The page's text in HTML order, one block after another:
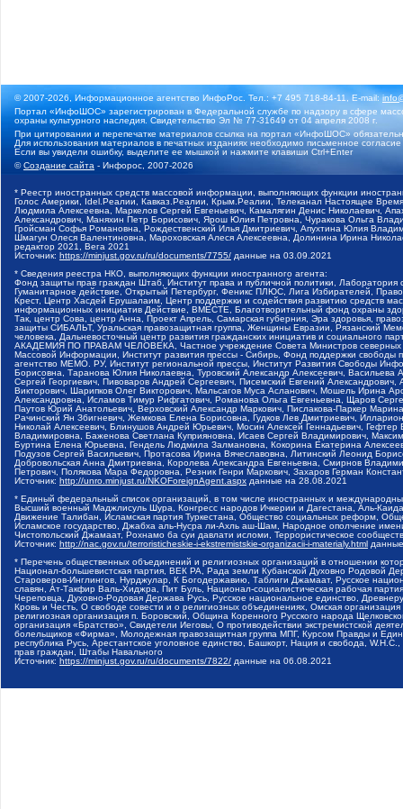
© 2007-2026, Информационное агентство ИнфоРос. Тел.: +7 495 718-84-11, E-mail:
Портал «ИнфоШОС» зарегистрирован в Федеральной службе по надзору в сфере
охраны культурного наследия. Свидетельство Эл № 77-31649 от 04 апреля 2008 г.
При цитировании и перепечатке материалов ссылка на портал «ИнфоШОС»
Для использования материалов в печатных изданиях необходимо письменное
Если вы увидели ошибку, выделите ее мышкой и нажмите клавиши Ctrl+Enter
©Создание сайта - Инфорос, 2007-2026
* Реестр иностранных средств массовой информации, выполняющих функции
Голос Америки, Idel.Реалии, Кавказ.Реалии, Крым.Реалии, Телеканал Настоящее
Людмила Алексеевна, Маркелов Сергей Евгеньевич, Камалягин Денис Николаевич,
Александрович, Маняхин Петр Борисович, Ярош Юлия Петровна, Чуракова Ольга
Гройсман Софья Романовна, Рождественский Илья Дмитриевич, Апухтина Юлия
Шмагун Олеся Валентиновна, Мароховская Алеся Алексеевна, Долинина Ирина
редактор 2021, Вега 2021
Источник: https://minjust.gov.ru/ru/documents/7755/ данные на 03.09.2021
* Сведения реестра НКО, выполняющих функции иностранного агента:
Фонд защиты прав граждан Штаб, Институт права и публичной политики,
Гуманитарное действие, Открытый Петербург, Феникс ПЛЮС, Лига Избирателей,
Крест, Центр Хасдей Ерушалаим, Центр поддержки и содействия развитию средств
информационных инициатив Действие, ВМЕСТЕ, Благотворительный фонд охраны
Так, центр Сова, центр Анна, Проект Апрель, Самарская губерния, Эра здоровья,
защиты СИБАЛЬТ, Уральская правозащитная группа, Женщины Евразии, Рязанский
человека, Дальневосточный центр развития гражданских инициатив и социального
АКАДЕМИЯ ПО ПРАВАМ ЧЕЛОВЕКА, Частное учреждение Совета Министров северных
Массовой Информации, Институт развития прессы - Сибирь, Фонд поддержки
агентство МЕМО. РУ, Институт региональной прессы, Институт Развития Свободы
Борисовна, Таранова Юлия Николаевна, Туровский Александр Алексеевич,
Сергей Георгиевич, Пивоваров Андрей Сергеевич, Писемский Евгений
Викторович, Шарипков Олег Викторович, Мальсагов Муса Асланович, Мошель Ирина
Александровна, Исламов Тимур Рифгатович, Романова Ольга Евгеньевна, Щаров
Паутов Юрий Анатольевич, Верховский Александр Маркович, Пислакова-Паркер
Рачинский Ян Збигневич, Жемкова Елена Борисовна, Гудков Лев Дмитриевич,
Николай Алексеевич, Блинушов Андрей Юрьевич, Мосин Алексей Геннадьевич,
Владимировна, Баженова Светлана Куприяновна, Исаев Сергей Владимирович,
Буртина Елена Юрьевна, Гендель Людмила Залмановна, Кокорина Екатерина
Подузов Сергей Васильевич, Протасова Ирина Вячеславовна, Литинский Леонид
Добровольская Анна Дмитриевна, Королева Александра Евгеньевна, Смирнов
Петрович, Полякова Мара Федоровна, Резник Генри Маркович, Захаров Герман
Источник: http://unro.minjust.ru/NKOForeignAgent.aspx данные на 28.08.2021
* Единый федеральный список организаций, в том числе иностранных и
Высший военный Маджлисуль Шура, Конгресс народов Ичкерии и Дагестана, Аль-
Движение Талибан, Исламская партия Туркестана, Общество социальных реформ,
Исламское государство, Джабха аль-Нусра ли-Ахль аш-Шам, Народное ополчение
Чистопольский Джамаат, Рохнамо ба суи давлати исломи, Террористическое
Источник: http://nac.gov.ru/terroristicheskie-i-ekstremistskie-organizacii-i-materialy.html
* Перечень общественных объединений и религиозных организаций в отношении
Национал-большевистская партия, ВЕК РА, Рада земли Кубанской Духовно Родовой
Староверов-Инглингов, Нурджулар, К Богодержавию, Таблиги Джамаат, Русское
славян, Ат-Такфир Валь-Хиджра, Пит Буль, Национал-социалистическая рабочая
Череповца, Духовно-Родовая Держава Русь, Русское национальное единство,
Кровь и Честь, О свободе совести и о религиозных объединениях, Омская
религиозная организация п. Боровский, Община Коренного Русского народа
организация «Братство», Свидетели Иеговы, О противодействии экстремистской
болельщиков «Фирма», Молодежная правозащитная группа МПГ, Курсом Правды и
республика Русь, Арестантское уголовное единство, Башкорт, Нация и свобода,
прав граждан, Штабы Навального
Источник: https://minjust.gov.ru/ru/documents/7822/ данные на 06.08.2021